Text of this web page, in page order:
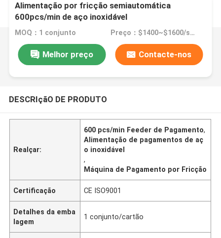
Alimentação por fricção semiautomática
600pcs/min de aço inoxidável
MOQ：1 conjunto Preço：$1400~$1600/set
Melhor preço Contacte-nos
DESCRIçãO DE PRODUTO
Realçar:
600 pcs/min Feeder de Pagamento,
Alimentação de pagamentos de aç
o inoxidável
,
Máquina de Pagamento por Fricção
Certificação CE ISO9001
Detalhes da emba
lagem
1 conjunto/cartão